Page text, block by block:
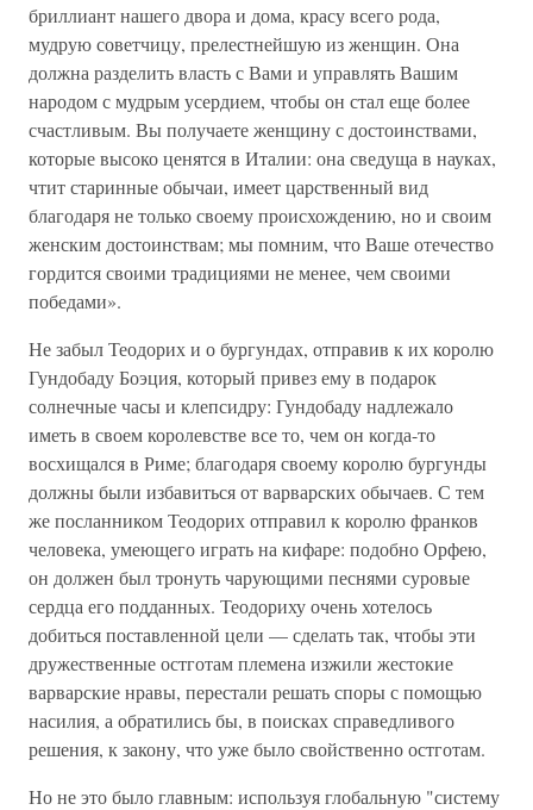
бриллиант нашего двора и дома, красу всего рода,
мудрую советчицу, прелестнейшую из женщин. Она
должна разделить власть с Вами и управлять Вашим
народом с мудрым усердием, чтобы он стал еще более
счастливым. Вы получаете женщину с достоинствами,
которые высоко ценятся в Италии: она сведуща в науках,
чтит старинные обычаи, имеет царственный вид
благодаря не только своему происхождению, но и своим
женским достоинствам; мы помним, что Ваше отечество
гордится своими традициями не менее, чем своими
победами».
Не забыл Теодорих и о бургундах, отправив к их королю
Гундобаду Боэция, который привез ему в подарок
солнечные часы и клепсидру: Гундобаду надлежало
иметь в своем королевстве все то, чем он когда-то
восхищался в Риме; благодаря своему королю бургунды
должны были избавиться от варварских обычаев. С тем
же посланником Теодорих отправил к королю франков
человека, умеющего играть на кифаре: подобно Орфею,
он должен был тронуть чарующими песнями суровые
сердца его подданных. Теодориху очень хотелось
добиться поставленной цели — сделать так, чтобы эти
дружественные остготам племена изжили жестокие
варварские нравы, перестали решать споры с помощью
насилия, а обратились бы, в поисках справедливого
решения, к закону, что уже было свойственно остготам.
Но не это было главным: используя глобальную "систему